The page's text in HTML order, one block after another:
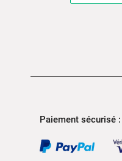
Paiement sécurisé :